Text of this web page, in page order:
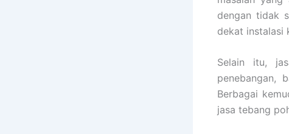
dengan tidak
dekat instalasi
Selain itu,
penebangan,
Berbagai
jasa tebang